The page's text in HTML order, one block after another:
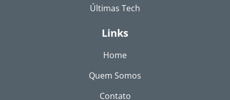
Últimas Tech
Links
Home
Quem Somos
Contato